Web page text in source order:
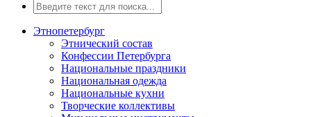
Этнопетербург
Этнический состав
Конфессии Петербурга
Национальные праздники
Национальная одежда
Национальные кухни
Творческие коллективы